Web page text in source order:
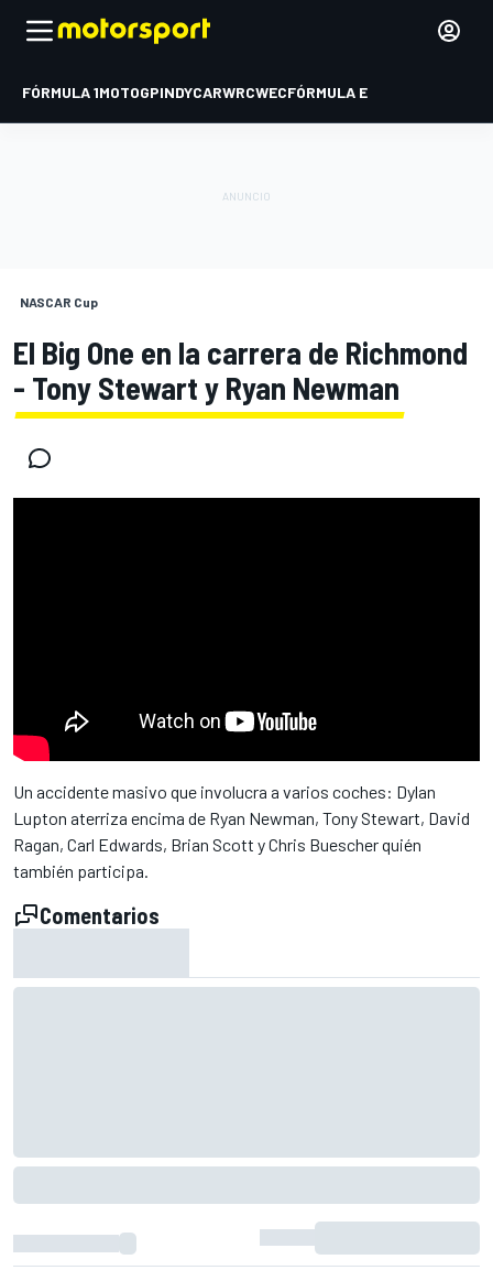
FÓRMULA 1MOTOGPINDYCARWRCWECFÓRMULA E
NASCAR Cup
El Big One en la carrera de Richmond
- Tony Stewart y Ryan Newman
Un accidente masivo que involucra a varios coches: Dylan
Lupton aterriza encima de Ryan Newman, Tony Stewart, David
Ragan, Carl Edwards, Brian Scott y Chris Buescher quién
también participa.
Comentarios